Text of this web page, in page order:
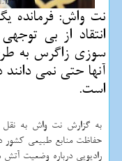
نت واش: فرمانده
انتقاد از بی
سوزی زاگرس به
آنها حتی نمی
است.
به گزارش نت واش به نقل
حفاظت منابع طبیعی کشور
رادیویی درباره وضعیت